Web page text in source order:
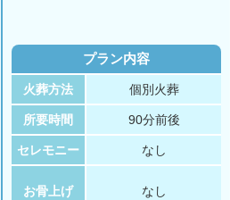
プラン内容
火葬方法 個別火葬
所要時間 90分前後
セレモニー なし
お骨上げ なし